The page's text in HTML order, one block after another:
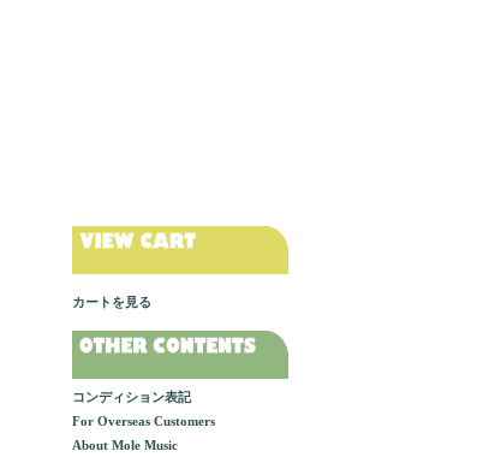
カートを見る
コンディション表記
For Overseas Customers
About Mole Music